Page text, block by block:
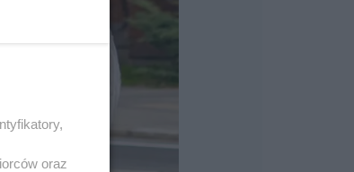
oraz